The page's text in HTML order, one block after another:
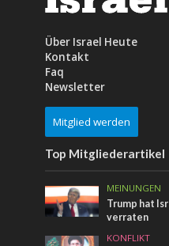
Über Israel Heute
Kontakt
Faq
Newsletter
Mitglied werden
Top Mitgliederartikel
MEINUNGEN
Trump hat
verraten
KONFLIKT